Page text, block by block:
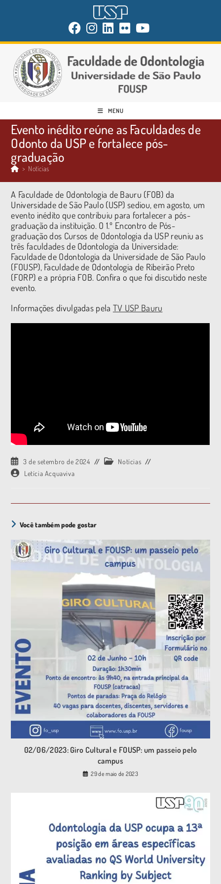
MENU
Evento inédito reúne as Faculdades de
Odonto da USP e fortalece pós-
graduação
> Notícias
A Faculdade de Odontologia de Bauru (FOB) da
Universidade de São Paulo (USP) sediou, em agosto, um
evento inédito que contribuiu para fortalecer a pós-
graduação da instituição. O 1.º Encontro de Pós-
graduação dos Cursos de Odontologia da USP reuniu as
três faculdades de Odontologia da Universidade:
Faculdade de Odontologia da Universidade de São Paulo
(FOUSP), Faculdade de Odontologia de Ribeirão Preto
(FORP) e a própria FOB. Confira o que foi discutido neste
evento.
Informações divulgadas pela TV USP Bauru
3 de setembro de 2024
Notícias
Letícia Acquaviva
Você também pode gostar
02/06/2023: Giro Cultural e FOUSP: um passeio pelo
campus
29 de maio de 2023